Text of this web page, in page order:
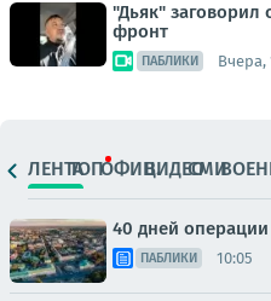
"Дьяк" заговорил
фронт
ПАБЛИКИ Вчера,
ЛЕНТАТОПОФИЦ.ВИДЕОСМИ
40 дней операции
ПАБЛИКИ 10:05